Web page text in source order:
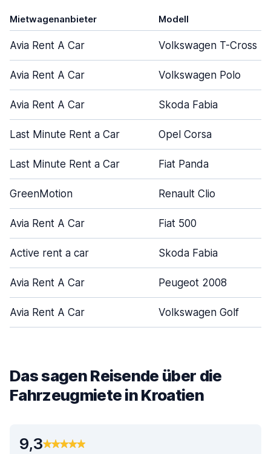
Mietwagenanbieter Modell
Avia Rent A Car Volkswagen T-Cross
Avia Rent A Car Volkswagen Polo
Avia Rent A Car Skoda Fabia
Last Minute Rent a Car Opel Corsa
Last Minute Rent a Car Fiat Panda
GreenMotion Renault Clio
Avia Rent A Car Fiat 500
Active rent a car Skoda Fabia
Avia Rent A Car Peugeot 2008
Avia Rent A Car Volkswagen Golf
Das sagen Reisende über die
Fahrzeugmiete in Kroatien
9,3